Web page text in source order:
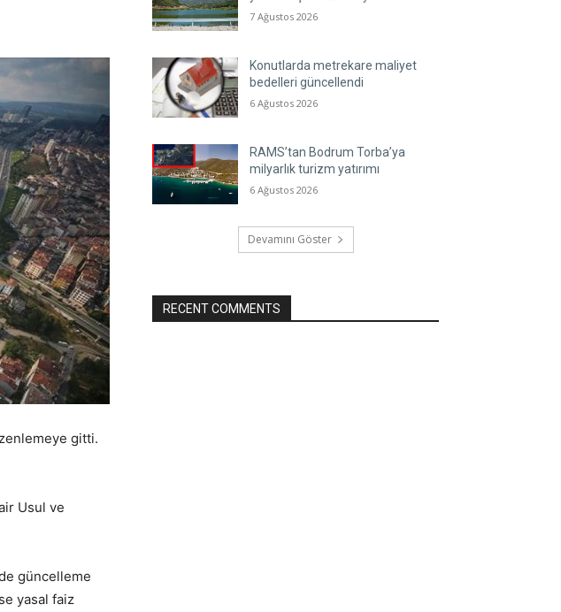
gitti.
Usul ve
güncelleme
yasal faiz
7 Ağustos 2026
Konutlarda metrekare maliyet
bedelleri güncellendi
6 Ağustos 2026
RAMS’tan Bodrum Torba’ya
milyarlık turizm yatırımı
6 Ağustos 2026
Devamını Göster
RECENT COMMENTS